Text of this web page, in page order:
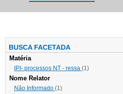
BUSCA FACETADA
Matéria
IPI- processos NT - ressa (1)
Nome Relator
Não Informado (1)